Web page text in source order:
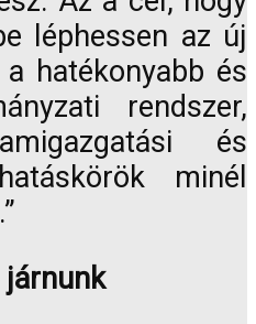
léphessen az új
hatékonyabb és
rendszer,
és
minél
járnunk